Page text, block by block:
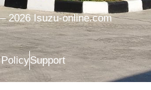
2026 Isuzu-online.com
Support